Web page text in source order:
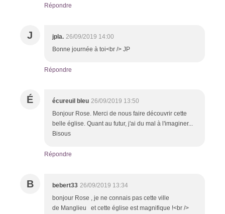
Répondre
J jpla. 26/09/2019 14:00
Bonne journée à toi<br /> JP
Répondre
É écureuil bleu 26/09/2019 13:50
Bonjour Rose. Merci de nous faire découvrir cette
belle église. Quant au futur, j'ai du mal à l'imaginer...
Bisous
Répondre
B bebert33 26/09/2019 13:34
bonjour Rose , je ne connais pas cette ville
de Manglieu et cette église est magnifique !<br />